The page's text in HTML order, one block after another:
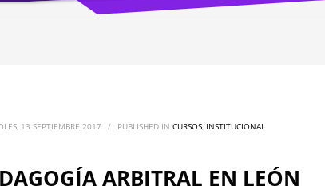
13 SEPTIEMBRE 2017 / PUBLISHED IN CURSOS, INSTITUCIONAL
ARBITRAL EN LEÓN